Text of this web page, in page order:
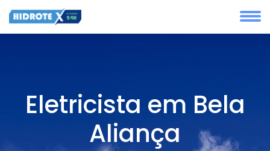
Eletricista em Bela
Aliança